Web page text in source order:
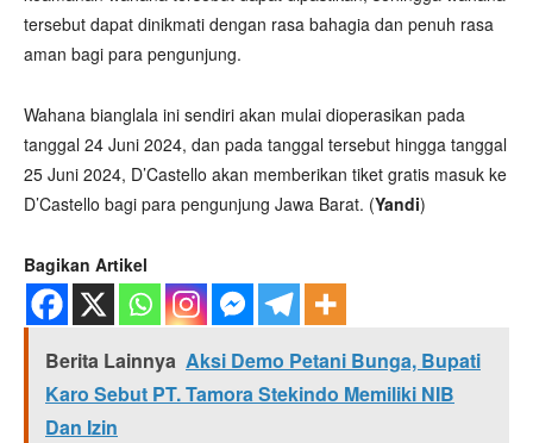
tersebut dapat dinikmati dengan rasa bahagia dan penuh rasa
aman bagi para pengunjung.
Wahana bianglala ini sendiri akan mulai dioperasikan pada
tanggal 24 Juni 2024, dan pada tanggal tersebut hingga tanggal
25 Juni 2024, D’Castello akan memberikan tiket gratis masuk ke
D’Castello bagi para pengunjung Jawa Barat. (Yandi)
Bagikan Artikel
Berita Lainnya Aksi Demo Petani Bunga, Bupati
Karo Sebut PT. Tamora Stekindo Memiliki NIB
Dan Izin